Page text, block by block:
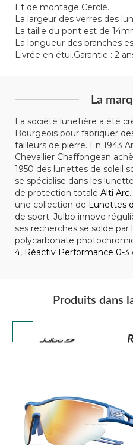
Et de montage Cerclé.
La largeur des verres des
La taille du pont est de
La longueur des branches
Livrée en étui.Garantie : 2
La
La société lunetière a été
Bourgeois pour fabriquer
tailleurs de pierre. En 1943
Chevallier Chaffongean
1950 des lunettes de soleil
se spécialise dans les
de protection totale Alti Arc
une collection de Lunettes
de sport. Julbo innove
ses recherches se solde
polycarbonate
4, Réactiv Performance 0-3
Produits dans